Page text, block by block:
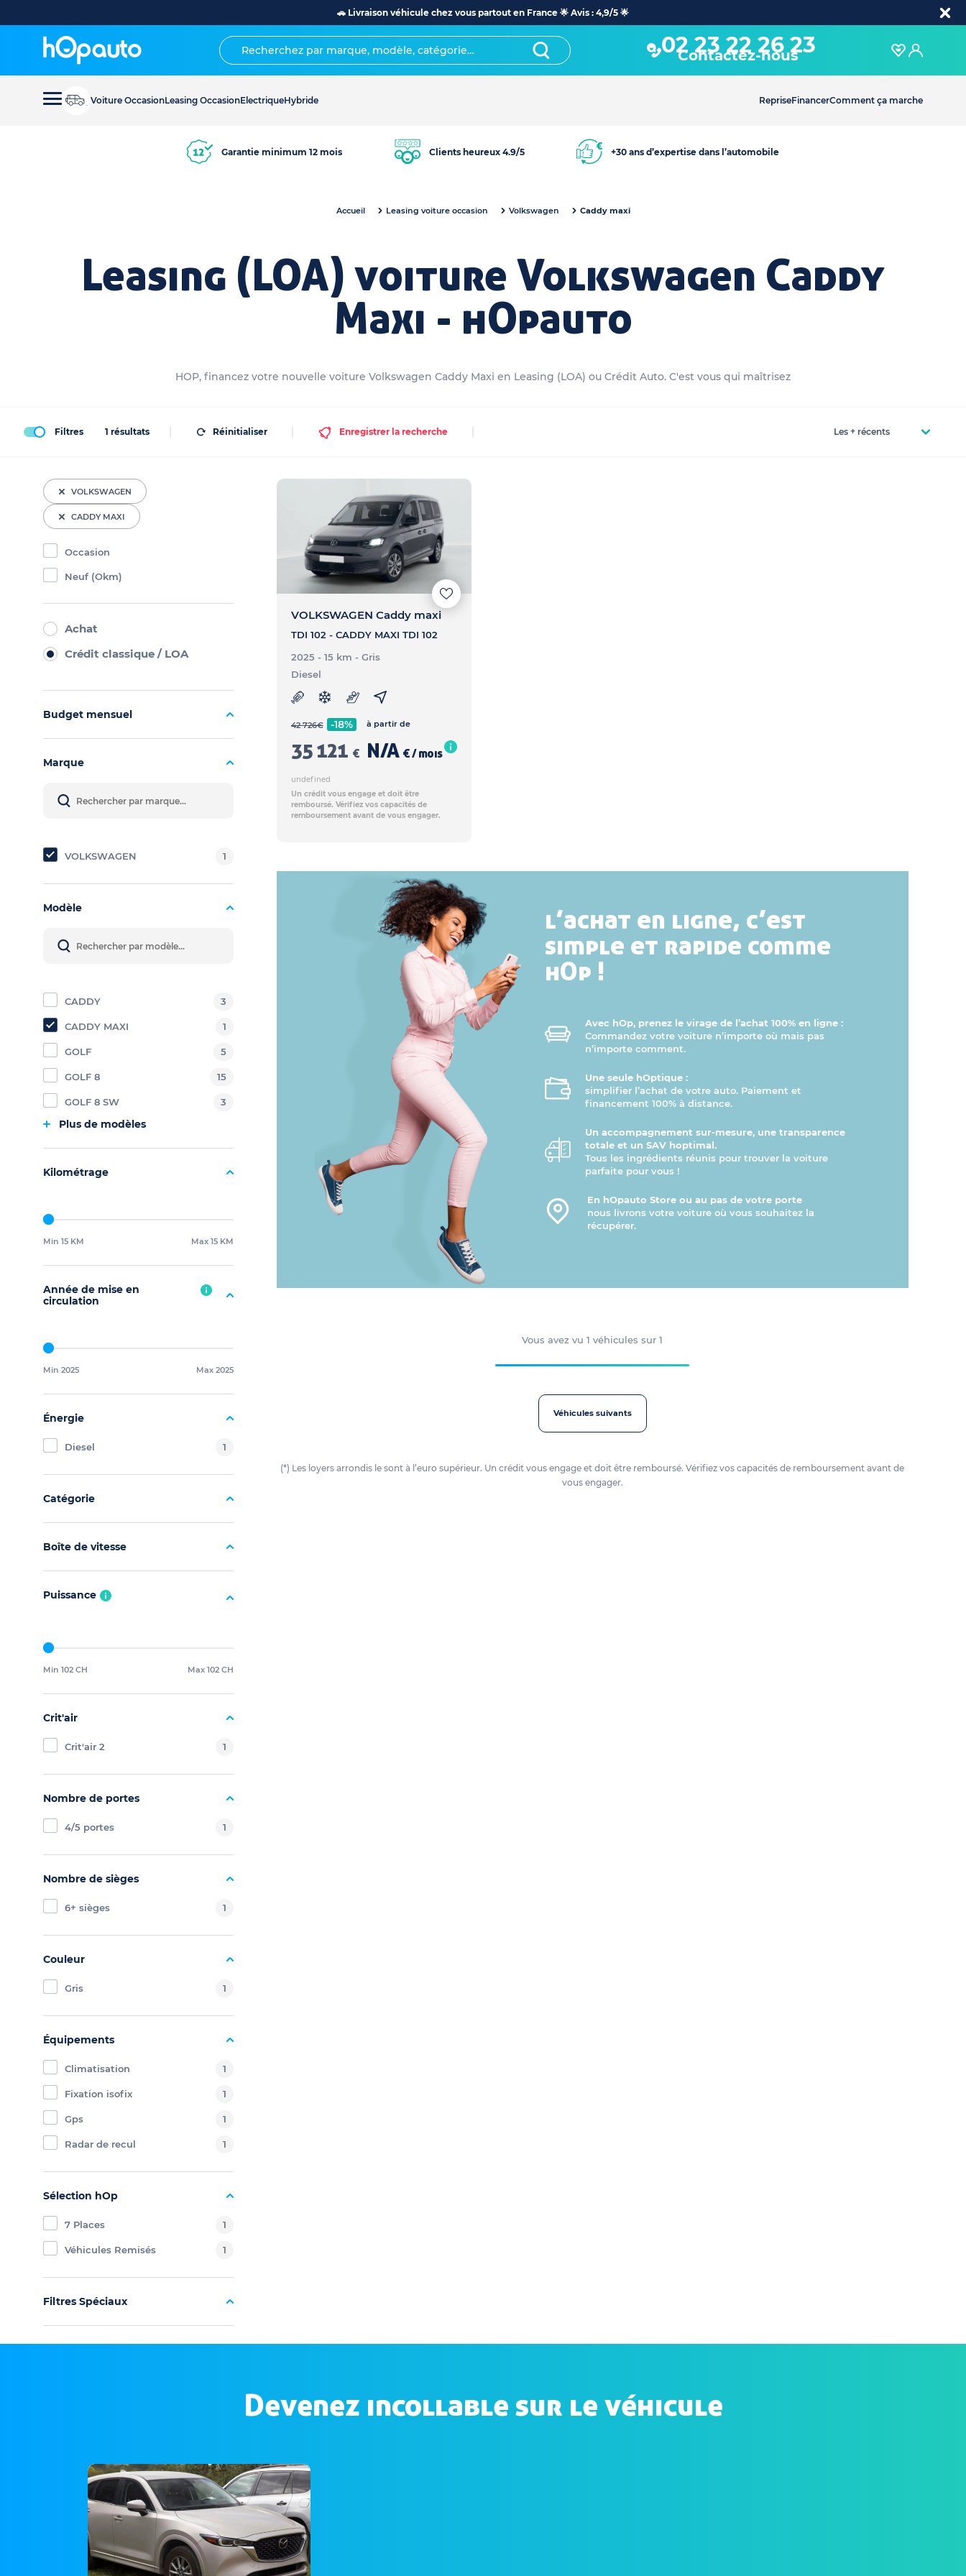
🚗 Livraison véhicule chez vous partout en France 🌟 Avis : 4,9/5 🌟
02 23 22 26 23
Contactez-nous
Voiture OccasionLeasing OccasionElectriqueHybride RepriseFinancerComment ça marche
Garantie minimum 12 mois Clients heureux 4.9/5 +30 ans d’expertise dans l’automobile
Accueil Leasing voiture occasion Volkswagen Caddy maxi
Leasing (LOA) voiture Volkswagen Caddy
Maxi - hOpauto
HOP, financez votre nouvelle voiture Volkswagen Caddy Maxi en Leasing (LOA) ou Crédit Auto. C'est vous qui maîtrisez
Filtres 1 résultats Réinitialiser Enregistrer la recherche
VOLKSWAGEN
CADDY MAXI
Occasion
Neuf (Okm)
Achat
Crédit classique / LOA
Budget mensuel
Marque
VOLKSWAGEN 1
Modèle
CADDY 3
CADDY MAXI 1
GOLF 5
GOLF 8 15
GOLF 8 SW 3
Plus de modèles
Kilométrage
Min 15 KM Max 15 KM
Année de mise en
circulation
Min 2025 Max 2025
Énergie
Diesel 1
Catégorie
Boîte de vitesse
Puissance
Min 102 CH Max 102 CH
Crit'air
Crit'air 2 1
Nombre de portes
4/5 portes 1
Nombre de sièges
6+ sièges 1
Couleur
Gris 1
Équipements
Climatisation 1
Fixation isofix 1
Gps 1
Radar de recul 1
Sélection hOp
7 Places 1
Véhicules Remisés 1
Filtres Spéciaux
VOLKSWAGEN Caddy maxi
TDI 102 - CADDY MAXI TDI 102
2025 - 15 km - Gris
Diesel
42 726€ -18%
35 121 €
à partir de
N/A € / mois
undefined
Un crédit vous engage et doit être
remboursé. Vérifiez vos capacités de
remboursement avant de vous engager.
l’achat en ligne, c’est
simple et rapide comme
hOp !
Avec hOp, prenez le virage de l’achat 100% en ligne :
Commandez votre voiture n’importe où mais pas
n’importe comment.
Une seule hOptique :
simplifier l’achat de votre auto. Paiement et
financement 100% à distance.
Un accompagnement sur-mesure, une transparence
totale et un SAV hoptimal.
Tous les ingrédients réunis pour trouver la voiture
parfaite pour vous !
En hOpauto Store ou au pas de votre porte
nous livrons votre voiture où vous souhaitez la
récupérer.
Vous avez vu 1véhicules sur1
Véhicules suivants
(*) Les loyers arrondis le sont à l’euro supérieur. Un crédit vous engage et doit être remboursé. Vérifiez vos capacités de remboursement avant de
vous engager.
Devenez incollable sur le véhicule